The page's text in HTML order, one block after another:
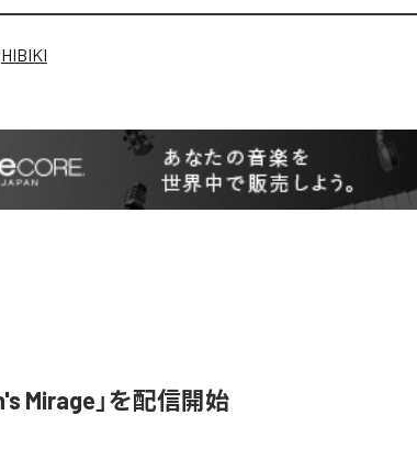
HIBIKI
Mirage」を配信開始